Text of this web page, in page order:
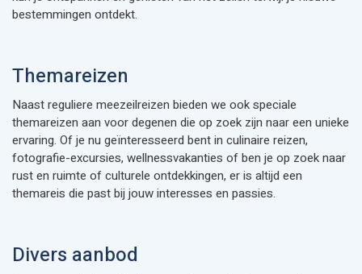
bestemmingen ontdekt.
Themareizen
Naast reguliere meezeilreizen bieden we ook speciale
themareizen aan voor degenen die op zoek zijn naar een unieke
ervaring. Of je nu geïnteresseerd bent in culinaire reizen,
fotografie-excursies, wellnessvakanties of ben je op zoek naar
rust en ruimte of culturele ontdekkingen, er is altijd een
themareis die past bij jouw interesses en passies.
Divers aanbod